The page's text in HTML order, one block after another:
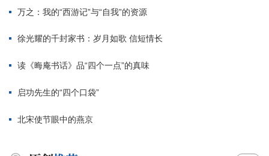
万之：我的“西游记”与“自我”的资源
徐光耀的千封家书：岁月如歌 信短情长
读《晦庵书话》品“四个一点”的真味
启功先生的“四个口袋”
北宋使节眼中的燕京